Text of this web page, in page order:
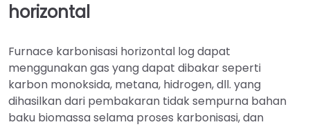
horizontal
Furnace karbonisasi horizontal log dapat
menggunakan gas yang dapat dibakar seperti
karbon monoksida, metana, hidrogen, dll. yang
dihasilkan dari pembakaran tidak sempurna bahan
baku biomassa selama proses karbonisasi, dan